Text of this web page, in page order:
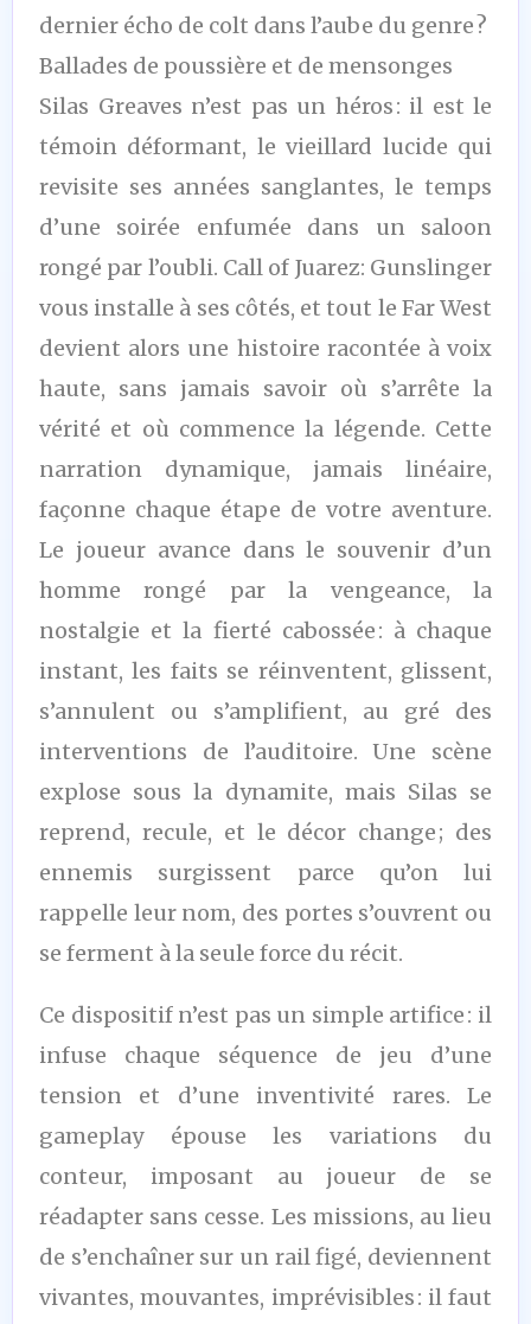
dernier écho de colt dans l’aube du genre ?
Ballades de poussière et de mensonges
Silas Greaves n’est pas un héros : il est le
témoin déformant, le vieillard lucide qui
revisite ses années sanglantes, le temps
d’une soirée enfumée dans un saloon
rongé par l’oubli. Call of Juarez: Gunslinger
vous installe à ses côtés, et tout le Far West
devient alors une histoire racontée à voix
haute, sans jamais savoir où s’arrête la
vérité et où commence la légende. Cette
narration dynamique, jamais linéaire,
façonne chaque étape de votre aventure.
Le joueur avance dans le souvenir d’un
homme rongé par la vengeance, la
nostalgie et la fierté cabossée : à chaque
instant, les faits se réinventent, glissent,
s’annulent ou s’amplifient, au gré des
interventions de l’auditoire. Une scène
explose sous la dynamite, mais Silas se
reprend, recule, et le décor change ; des
ennemis surgissent parce qu’on lui
rappelle leur nom, des portes s’ouvrent ou
se ferment à la seule force du récit.
Ce dispositif n’est pas un simple artifice : il
infuse chaque séquence de jeu d’une
tension et d’une inventivité rares. Le
gameplay épouse les variations du
conteur, imposant au joueur de se
réadapter sans cesse. Les missions, au lieu
de s’enchaîner sur un rail figé, deviennent
vivantes, mouvantes, imprévisibles : il faut